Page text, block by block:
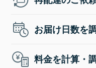
お届け日数を
料金を計算・